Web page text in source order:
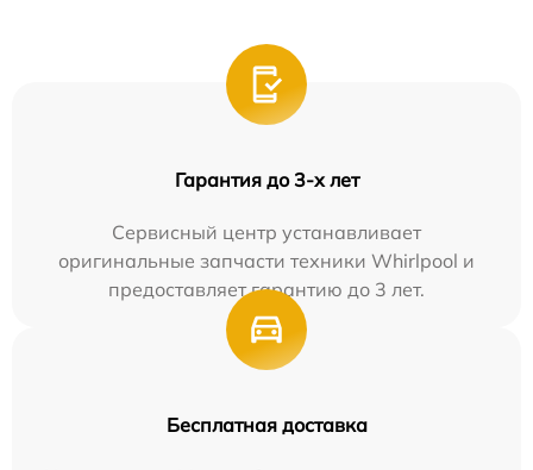
Гарантия до 3-х лет
Сервисный центр устанавливает
оригинальные запчасти техники Whirlpool и
предоставляет гарантию до 3 лет.
Бесплатная доставка